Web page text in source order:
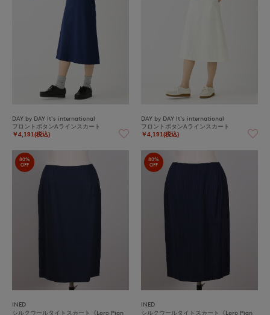
DAY by DAY It's international
フロントボタンAラインスカート
￥4,191(税込)
DAY by DAY It's international
フロントボタンAラインスカート
￥4,191(税込)
80%
OFF
INED
シルクウールタイトスカート《Loro Pian
80%
OFF
INED
シルクウールタイトスカート《Loro Pian